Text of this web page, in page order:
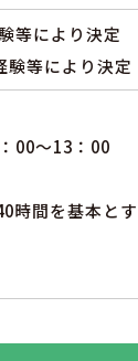
等により決定
等により決定
00～13：00
間を基本とす